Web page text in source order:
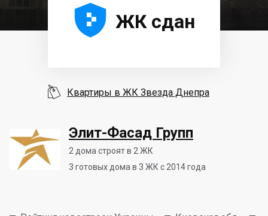
Элит-Фасад Групп
2 дома строят в 2 ЖК
3 готовых дома в 3 ЖК с 2014 года




 ЖК сдан
 Квартиры в ЖК Звезда Днепра